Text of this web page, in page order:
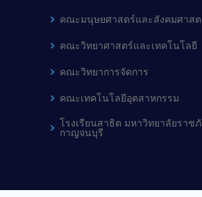
คณะมนุษยศาสตร์และสังคมศาส
คณะวิทยาศาสตร์และเทคโนโลยี
คณะวิทยาการจัดการ
คณะเทคโนโลยีอุตสาหกรรม
โรงเรียนสาธิต มหาวิทยาลัยราช
กาญจนบุรี